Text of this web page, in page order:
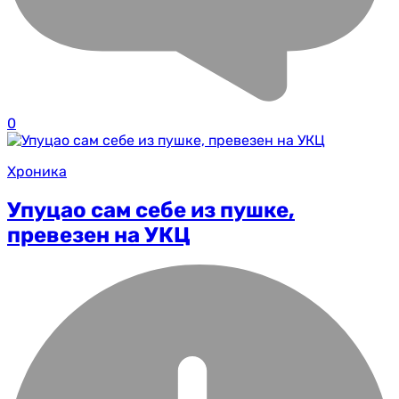
0
Хроника
Упуцао сам себе из пушке,
превезен на УКЦ